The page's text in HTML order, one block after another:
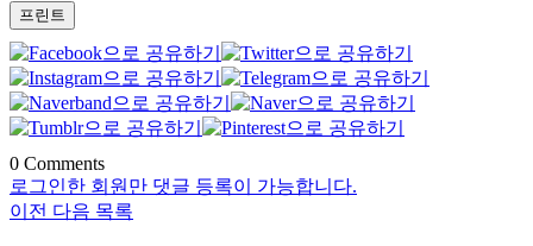
프린트
0 Comments
로그인한 회원만 댓글 등록이 가능합니다.
이전 다음 목록